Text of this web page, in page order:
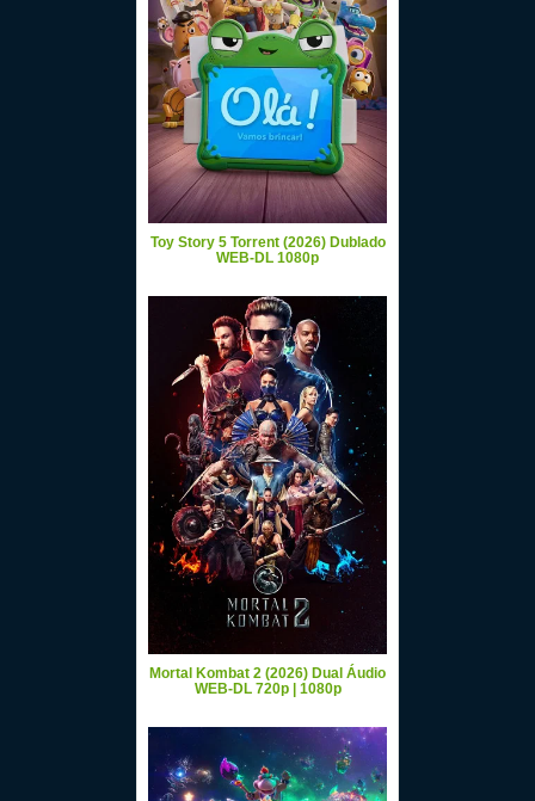
Toy Story 5 Torrent (2026) Dublado
WEB-DL 1080p
Mortal Kombat 2 (2026) Dual Áudio
WEB-DL 720p | 1080p